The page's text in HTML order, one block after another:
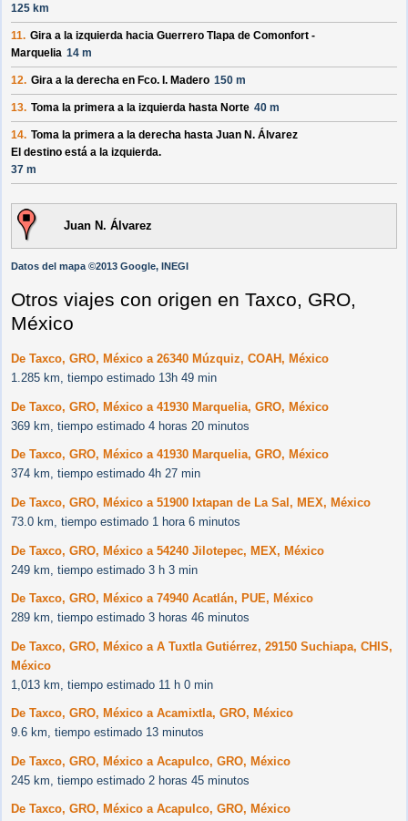
125 km
11. Gira a la izquierda hacia Guerrero Tlapa de Comonfort -
Marquelia 14 m
12. Gira a la derecha en Fco. I. Madero 150 m
13. Toma la primera a la izquierda hasta Norte 40 m
14. Toma la primera a la derecha hasta Juan N. Álvarez
El destino está a la izquierda.
37 m
Juan N. Álvarez
Datos del mapa ©2013 Google, INEGI
Otros viajes con origen en Taxco, GRO,
México
De Taxco, GRO, México a 26340 Múzquiz, COAH, México
1.285 km, tiempo estimado 13h 49 min
De Taxco, GRO, México a 41930 Marquelia, GRO, México
369 km, tiempo estimado 4 horas 20 minutos
De Taxco, GRO, México a 41930 Marquelia, GRO, México
374 km, tiempo estimado 4h 27 min
De Taxco, GRO, México a 51900 Ixtapan de La Sal, MEX, México
73.0 km, tiempo estimado 1 hora 6 minutos
De Taxco, GRO, México a 54240 Jilotepec, MEX, México
249 km, tiempo estimado 3 h 3 min
De Taxco, GRO, México a 74940 Acatlán, PUE, México
289 km, tiempo estimado 3 horas 46 minutos
De Taxco, GRO, México a A Tuxtla Gutiérrez, 29150 Suchiapa, CHIS,
México
1,013 km, tiempo estimado 11 h 0 min
De Taxco, GRO, México a Acamixtla, GRO, México
9.6 km, tiempo estimado 13 minutos
De Taxco, GRO, México a Acapulco, GRO, México
245 km, tiempo estimado 2 horas 45 minutos
De Taxco, GRO, México a Acapulco, GRO, México